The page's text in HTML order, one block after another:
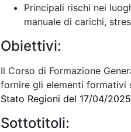
Principali rischi nei
manuale di carichi,
Obiettivi:
Il Corso di Formazione
fornire gli elementi formativi
Stato Regioni del 17/04/2025
Sottotitoli: